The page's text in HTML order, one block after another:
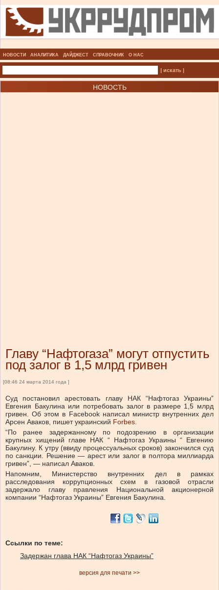
НОВОСТИ АНАЛИТИКА ДАЙДЖЕСТ СПРАВОЧНИК О НАС
| искать |
НОВОСТЬ
Главу “Нафтогаза” могут отпустить
под залог в 1,5 млрд гривен
[08:46 24 марта 2014 года ]
Суд постановил арестовать главу НАК “Нафтогаз Украины”
Евгения Бакулина или потребовать залог в размере 1,5 млрд
гривен. Об этом в Facebook написал министр внутренних дел
Арсен Аваков, пишет украинский Forbes.
“По ранее задержанному по подозрению в организации
крупных хищений главе НАК “ Нафтогаз Украины “ Евгению
Бакулину. К утру (ввиду процессуальных сроков) закончился суд
по санкции. Решение — арест или залог в полтора миллиарда
гривен”, — написал Аваков.
Напомним, Министерство внутренних дел в рамках
расследования коррупционных схем в газовой отрасли
задержало главу правления Национальной акционерной
компании “Нафтогаз Украины” Евгения Бакулина.
Ссылки по теме:
Задержан глава НАК “Нафтогаз Украины”
версия для печати >>